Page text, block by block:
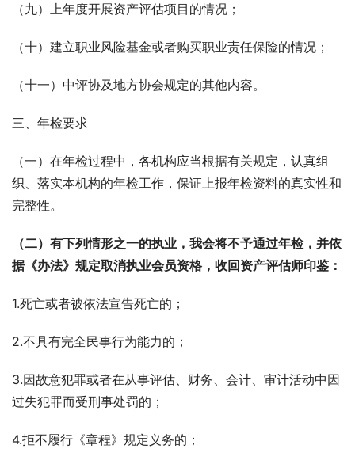
（九）上年度开展资产评估项目的情况；
（十）建立职业风险基金或者购买职业责任保险的情况；
（十一）中评协及地方协会规定的其他内容。
三、年检要求
（一）在年检过程中，各机构应当根据有关规定，认真组
织、落实本机构的年检工作，保证上报年检资料的真实性和
完整性。
（二）有下列情形之一的执业，我会将不予通过年检，并依
据《办法》规定取消执业会员资格，收回资产评估师印鉴：
1.死亡或者被依法宣告死亡的；
2.不具有完全民事行为能力的；
3.因故意犯罪或者在从事评估、财务、会计、审计活动中因
过失犯罪而受刑事处罚的；
4.拒不履行《章程》规定义务的；